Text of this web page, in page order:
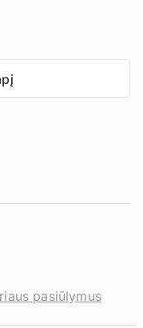
pasiūlymus